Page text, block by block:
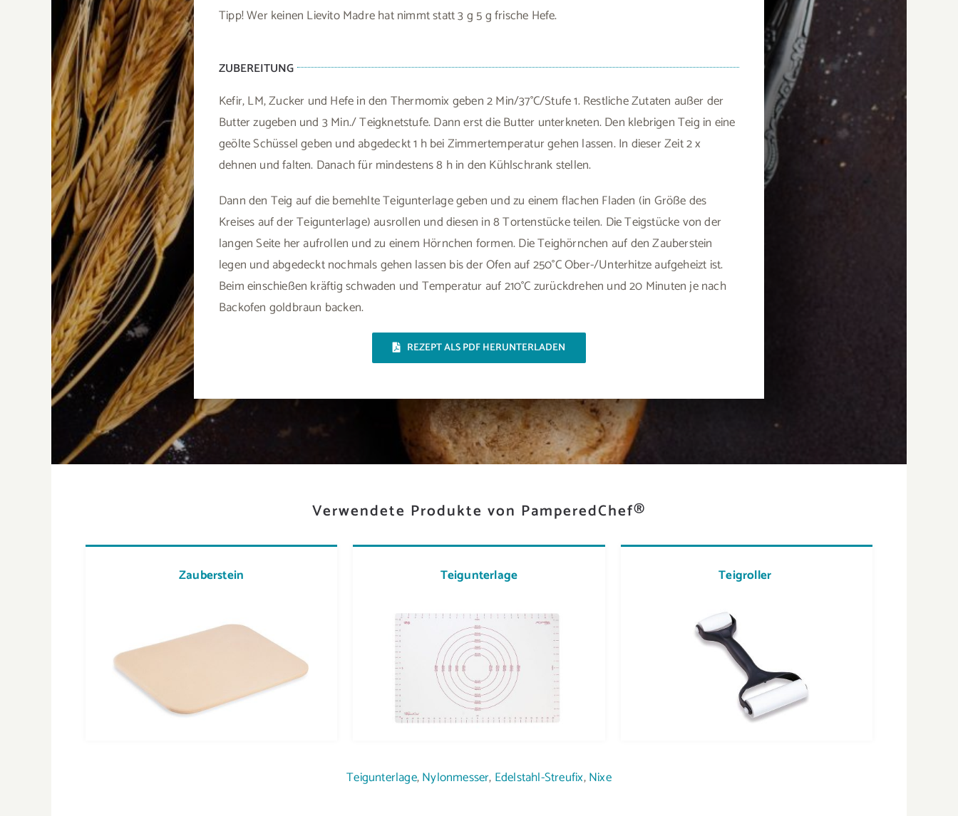
Tipp! Wer keinen Lievito Madre hat nimmt statt 3 g 5 g frische Hefe.
ZUBEREITUNG
Kefir, LM, Zucker und Hefe in den Thermomix geben 2 Min/37°C/Stufe 1. Restliche Zutaten außer der
Butter zugeben und 3 Min./ Teigknetstufe. Dann erst die Butter unterkneten. Den klebrigen Teig in eine
geölte Schüssel geben und abgedeckt 1 h bei Zimmertemperatur gehen lassen. In dieser Zeit 2 x
dehnen und falten. Danach für mindestens 8 h in den Kühlschrank stellen.
Dann den Teig auf die bemehlte Teigunterlage geben und zu einem flachen Fladen (in Größe des
Kreises auf der Teigunterlage) ausrollen und diesen in 8 Tortenstücke teilen. Die Teigstücke von der
langen Seite her aufrollen und zu einem Hörnchen formen. Die Teighörnchen auf den Zauberstein
legen und abgedeckt nochmals gehen lassen bis der Ofen auf 250°C Ober-/Unterhitze aufgeheizt ist.
Beim einschießen kräftig schwaden und Temperatur auf 210°C zurückdrehen und 20 Minuten je nach
Backofen goldbraun backen.
REZEPT ALS PDF HERUNTERLADEN
Verwendete Produkte von PamperedChef®
Zauberstein Teigunterlage Teigroller
Teigunterlage,Nylonmesser, Edelstahl-Streufix,Nixe